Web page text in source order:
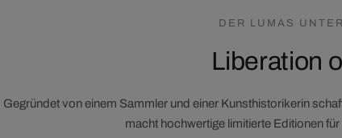
DER LUMAS
Liberation
Gegründet von einem Sammler und einer Kunsthistorikerin
macht hochwertige limitierte Editionen